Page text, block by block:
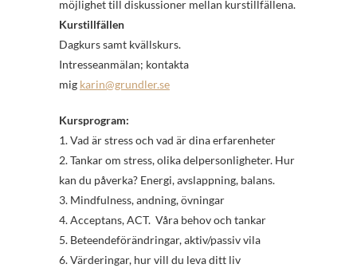
möjlighet till diskussioner mellan kurstillfällena.
Kurstillfällen
Dagkurs samt kvällskurs.
Intresseanmälan; kontakta
mig karin@grundler.se
Kursprogram:
1. Vad är stress och vad är dina erfarenheter
2. Tankar om stress, olika delpersonligheter. Hur
kan du påverka? Energi, avslappning, balans.
3. Mindfulness, andning, övningar
4. Acceptans, ACT. Våra behov och tankar
5. Beteendeförändringar, aktiv/passiv vila
6. Värderingar, hur vill du leva ditt liv